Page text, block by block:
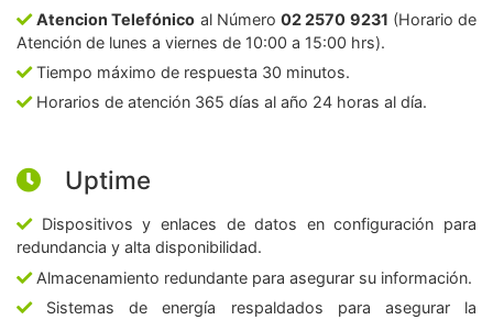
Atencion Telefónico al Número02 2570 9231 (Horario de
Atención de lunes a viernes de 10:00 a 15:00 hrs).
Tiempo máximo de respuesta 30 minutos.
Horarios de atención 365 días al año 24 horas al día.
Uptime
Dispositivos y enlaces de datos en configuración para
redundancia y alta disponibilidad.
Almacenamiento redundante para asegurar su información.
Sistemas de energía respaldados para asegurar la